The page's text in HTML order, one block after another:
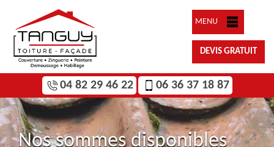
MENU
DEVIS GRATUIT
04 82 29 46 22 06 36 37 18 87
Nos sommes disponibles